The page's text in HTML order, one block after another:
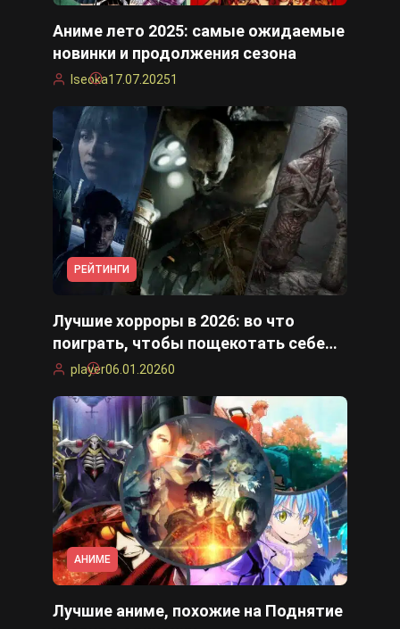
Аниме лето 2025: самые ожидаемые
новинки и продолжения сезона
Iseoka17.07.20251
РЕЙТИНГИ
Лучшие хорроры в 2026: во что
поиграть, чтобы пощекотать себе
нервы
player06.01.20260
АНИМЕ
Лучшие аниме, похожие на Поднятие